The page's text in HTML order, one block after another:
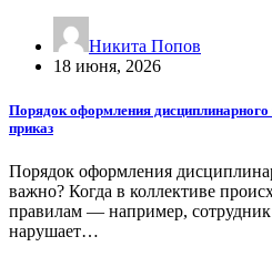
Никита Попов
18 июня, 2026
Порядок оформления дисциплинарного
приказ
Порядок оформления
важно? Когда в коллективе
правилам — например, сотрудник
нарушает…